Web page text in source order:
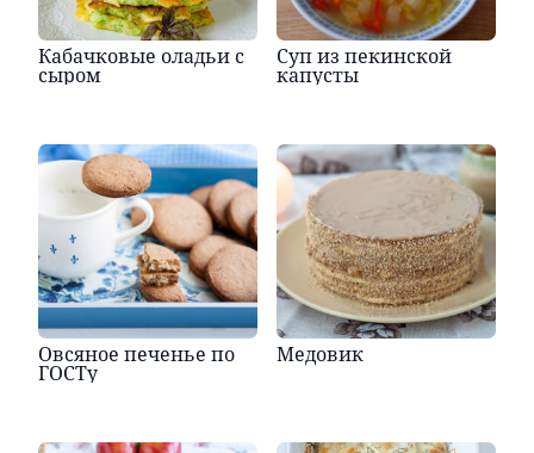
Кабачковые оладьи с
сыром
Суп из пекинской
капусты
Овсяное печенье по
ГОСТу
Медовик